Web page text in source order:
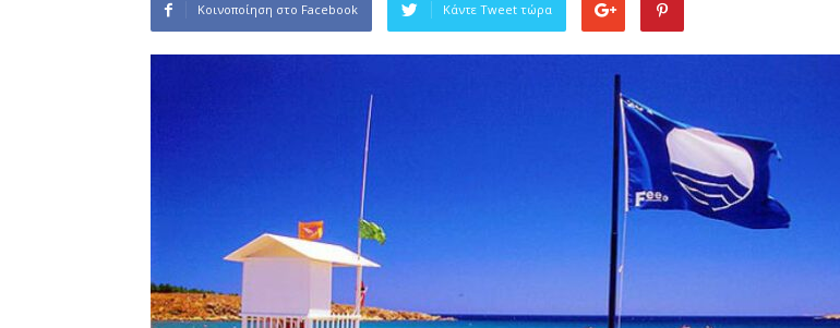
Κοινοποίηση στο Facebook Κάντε Tweet τώρα